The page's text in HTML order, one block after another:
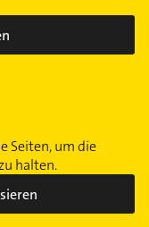
Seiten, um die
halten.